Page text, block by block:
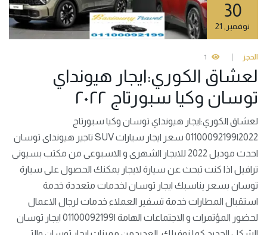
30
نوفمبر ,
الحجز 1
لعشاق الكوري:ايجار هيونداي
توسان وكيا سبورتاج ٢٠٢٢
لعشاق الكوري:ايجار هيونداي توسان وكيا سبورتاج
2022|01100092199 سعر ايجار سيارات SUV تاجير هيونداى توسان
احدث موديل 2022 للايجار الشهرى و الاسبوعى من مكتب بسيونى
ترافيل اذا كنت تبحث عن سيارة لايجار يمكنك الحصول على سيارة
توسان بسعر يناسبك ايجار توسان لخدمات متعددة خدمة
استقبال المطارات خدمة تسفير العملاء خدمات لرجال الاعمال
لحضور المؤتمرات و الاجتماعات الهامة |01100092199 ايجار توسان